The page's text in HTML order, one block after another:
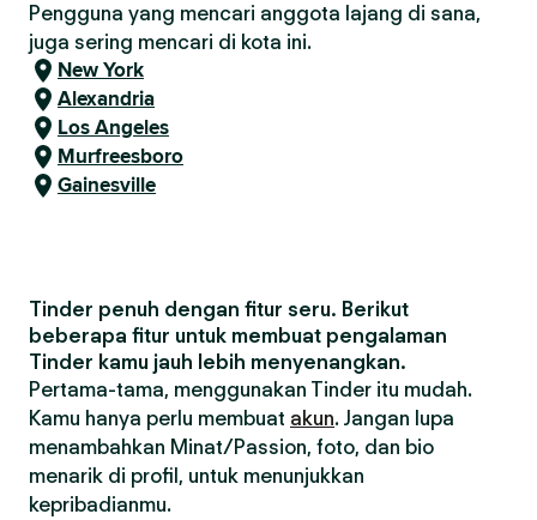
Pengguna yang mencari anggota lajang di sana,
juga sering mencari di kota ini.
New York
Alexandria
Los Angeles
Murfreesboro
Gainesville
Tinder penuh dengan fitur seru. Berikut
beberapa fitur untuk membuat pengalaman
Tinder kamu jauh lebih menyenangkan.
Pertama-tama, menggunakan Tinder itu mudah.
Kamu hanya perlu membuat akun. Jangan lupa
menambahkan Minat/Passion, foto, dan bio
menarik di profil, untuk menunjukkan
kepribadianmu.